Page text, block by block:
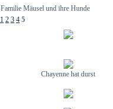
Familie Mäusel und ihre Hunde
1 2 3 4 5
Chayenne hat durst